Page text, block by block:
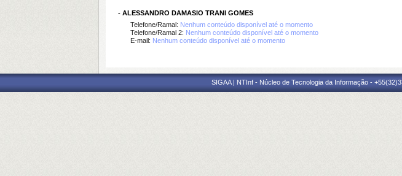
- ALESSANDRO DAMASIO TRANI GOMES
Telefone/Ramal: Nenhum conteúdo disponível até o momento
Telefone/Ramal 2: Nenhum conteúdo disponível até o momento
E-mail: Nenhum conteúdo disponível até o momento
SIGAA | NTInf - Núcleo de Tecnologia da Informação -